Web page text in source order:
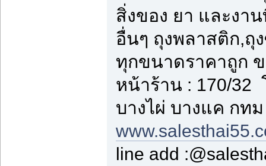
สิ่งของ ยา และงา
อื่นๆ ถุงพลาสติก,ถุ
ทุกขนาดราคาถูก
หน้าร้าน : 170/32
บางไผ่ บางแค กท
line add